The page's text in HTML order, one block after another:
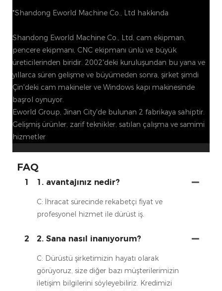
*Shandong Eworld Machine Co., Ltd hakkında
Shandong Eworld Machine Co., Ltd, cam ekipman,
pencere ekipmanı, CNC ekipmanı ünlü ve büyük
üreticilerinden biridir. 2002'deki kuruluşundan bu yana ve
yıllarca süren gelişme ve büyümeden sonra, şirket şimdi
Çin'deki cam makineler ve Windows kapı makinesinde
başrol oynuyor.
Eworld Group, Jinan City'de bulunan 2 fabrikaya sahiptir.
Gelişmiş ürünler, zarif teknikler, satılan çalışma ve samimi
hizmetler
FAQ
1 1. avantajınız nedir?
C: İhracat sürecinde rekabetçi fiyat ve
profesyonel hizmet ile dürüst iş.
2 2. Sana nasıl inanıyorum?
C: Dürüstü şirketimizin hayatı olarak
görüyoruz, size diğer bazı müşterilerimizin
iletişim bilgilerini söyleyebiliriz. Kredimizi